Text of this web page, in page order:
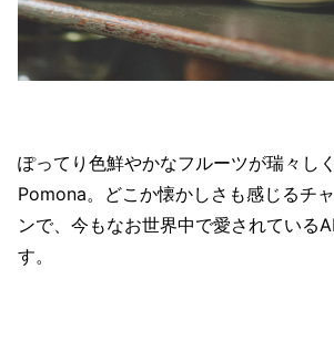
ぽってり色鮮やかなフルーツが瑞々し
Pomona。どこか懐かしさも感じるチ
ンで、今もなお世界中で愛されている
す。